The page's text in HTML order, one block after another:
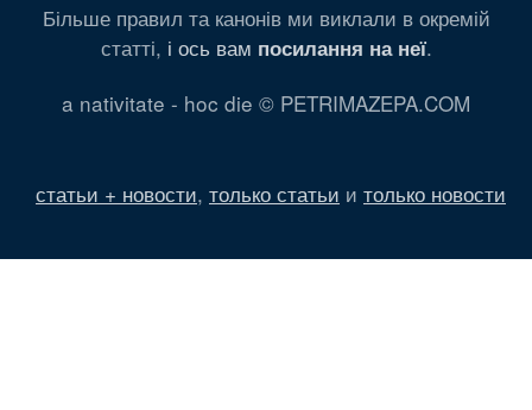
Більше правил та канонів ми виклали в окремій
статті, і ось вам посилання на неї.
a nativitate - hoc die © PETRIMAZEPA.COM
статьи + новости, только статьи и только новости